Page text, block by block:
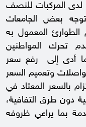
لدى المركبات للنصف
بعض الجامعات
الطوارئ المعمول به
تحرك المواطنين
ما أدى إلى رفع سعر
وتعميم السعر
بالسعر المعتاد في
دون طرق التفافية،
بما يراعي ظروفه